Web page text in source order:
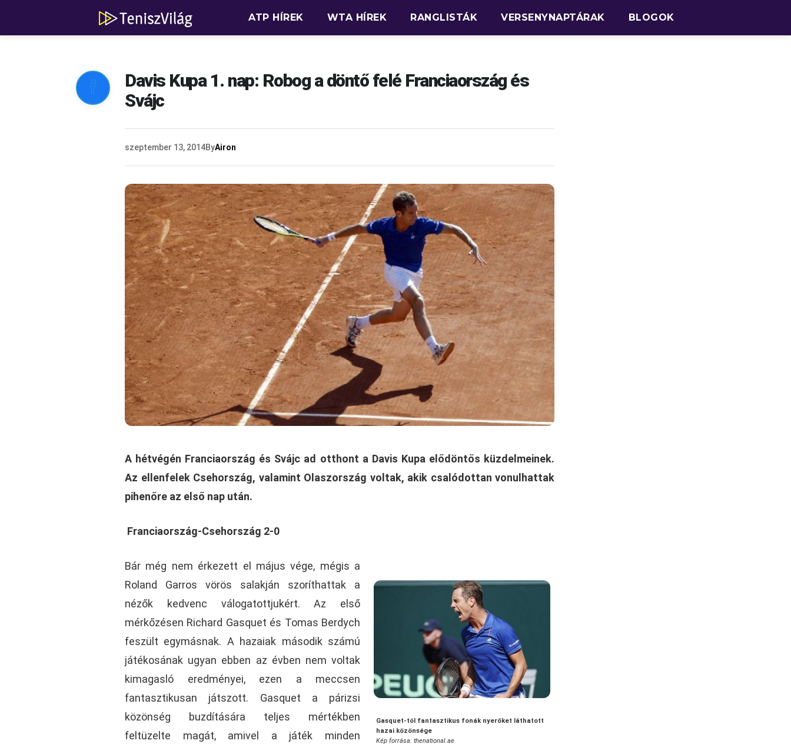
ATP HÍREK WTA HÍREK RANGLISTÁK VERSENYNAPTÁRAK BLOGOK

Davis Kupa 1. nap: Robog a döntő felé Franciaország és
Svájc
szeptember 13, 2014ByAiron
A hétvégén Franciaország és Svájc ad otthont a Davis Kupa elődöntős küzdelmeinek.
Az ellenfelek Csehország, valamint Olaszország voltak, akik csalódottan vonulhattak
pihenőre az első nap után.
Franciaország-Csehország 2-0
Gasquet-tól fantasztikus fonák nyerőket láthatott
hazai közönsége
Kép forrása: thenational.ae
Bár még nem érkezett el május vége, mégis a
Roland Garros vörös salakján szoríthattak a
nézők kedvenc válogatottjukért. Az első
mérkőzésen Richard Gasquet és Tomas Berdych
feszült egymásnak. A hazaiak második számú
játékosának ugyan ebben az évben nem voltak
kimagasló eredményei, ezen a meccsen
fantasztikusan játszott. Gasquet a párizsi
közönség buzdítására teljes mértékben
feltüzelte magát, amivel a játék minden